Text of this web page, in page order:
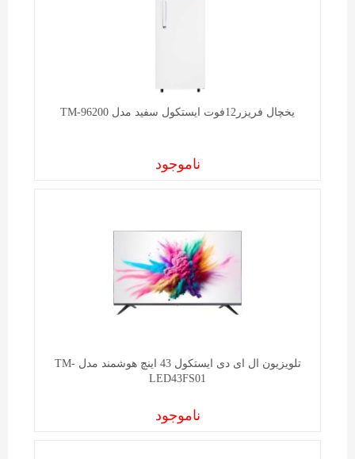
یخچال فریزر12فوت ایستکول سفید مدل TM-96200
ناموجود
تلویزیون ال ای دی ایستکول 43 اینچ هوشمند مدل TM-
LED43FS01
ناموجود